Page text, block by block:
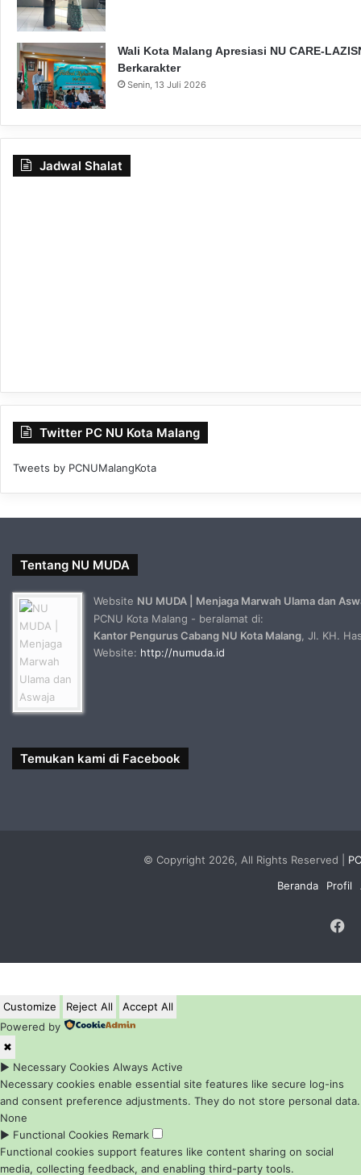
Wali Kota Malang Apresiasi NU CARE-
Berkarakter
Senin, 13 Juli 2026
Jadwal Shalat
Twitter PC NU Kota Malang
Tweets by PCNUMalangKota
Tentang NU MUDA
Website NU MUDA | Menjaga Marwah Ulama dan
PCNU Kota Malang - beralamat di:
Kantor Pengurus Cabang NU Kota Malang, Jl. KH.
Website: http://numuda.id
Temukan kami di Facebook
© Copyright 2026, All Rights Reserved |
Beranda
Profil
Customize Reject All
Accept All
Powered by
✖
► Necessary Cookies Always Active
Necessary cookies enable essential site features like secure log-ins
and consent preference adjustments. They do not store personal data.
None
► Functional Cookies Remark
Functional cookies support features like content sharing on social
media, collecting feedback, and enabling third-party tools.